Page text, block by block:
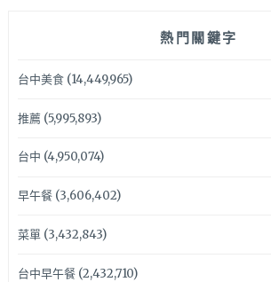
熱門關鍵字
台中美食(14,449,965)
推薦(5,995,893)
台中 (4,950,074)
早午餐(3,606,402)
菜單(3,432,843)
台中早午餐(2,432,710)